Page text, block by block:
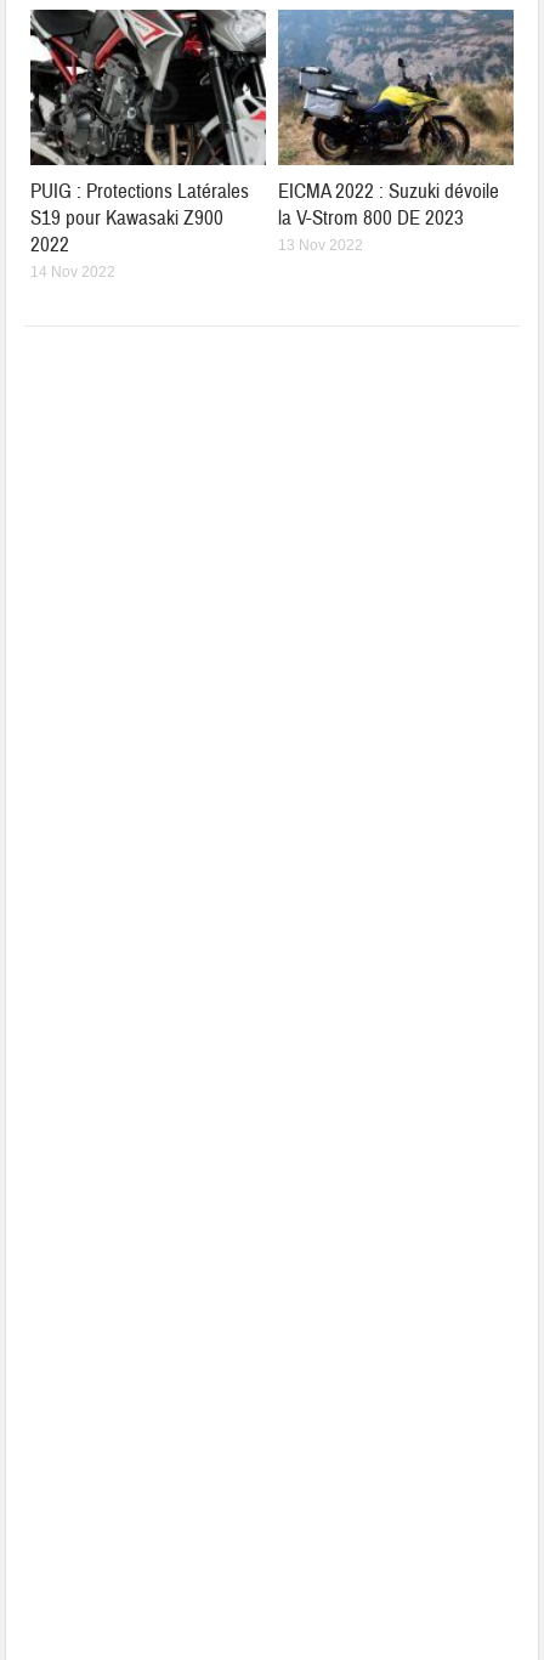
PUIG : Protections Latérales
S19 pour Kawasaki Z900
2022
14 Nov 2022
EICMA 2022 : Suzuki dévoile
la V-Strom 800 DE 2023
13 Nov 2022